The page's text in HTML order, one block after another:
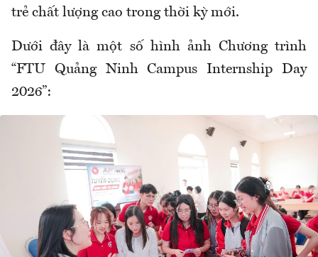
trẻ chất lượng cao trong thời kỳ mới.
Dưới đây là một số hình ảnh Chương trình
“FTU Quảng Ninh Campus Internship Day
2026”: